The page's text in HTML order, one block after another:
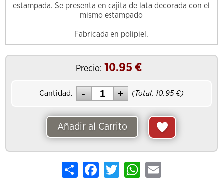
estampada. Se presenta en cajita de lata decorada con el
mismo estampado
Fabricada en polipiel.
Precio: 10.95 €
Cantidad: (Total: 10.95€)
Añadir al Carrito
Share FacebookTwitterWhatsApp
Email